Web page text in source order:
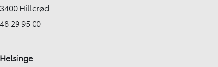
3400 Hillerød
48 29 95 00
Helsinge